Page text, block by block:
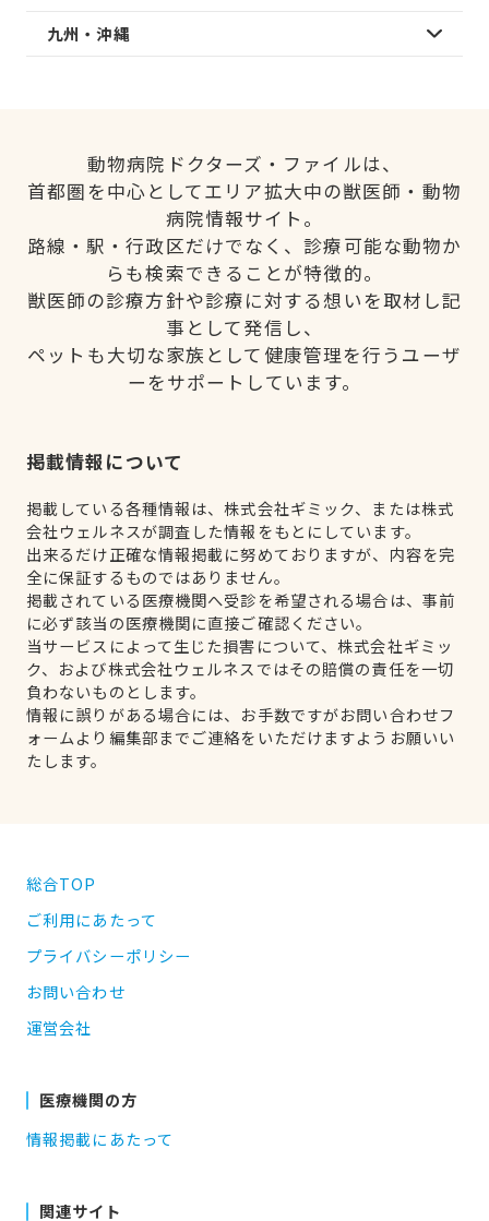
九州・沖縄
動物病院ドクターズ・ファイルは、
首都圏を中心としてエリア拡大中の獣医師・動物
病院情報サイト。
路線・駅・行政区だけでなく、診療可能な動物か
らも検索できることが特徴的。
獣医師の診療方針や診療に対する想いを取材し記
事として発信し、
ペットも大切な家族として健康管理を行うユーザ
ーをサポートしています。
掲載情報について
掲載している各種情報は、株式会社ギミック、または株式
会社ウェルネスが調査した情報をもとにしています。
出来るだけ正確な情報掲載に努めておりますが、内容を完
全に保証するものではありません。
掲載されている医療機関へ受診を希望される場合は、事前
に必ず該当の医療機関に直接ご確認ください。
当サービスによって生じた損害について、株式会社ギミッ
ク、および株式会社ウェルネスではその賠償の責任を一切
負わないものとします。
情報に誤りがある場合には、お手数ですがお問い合わせフ
ォームより編集部までご連絡をいただけますようお願いい
たします。
総合TOP
ご利用にあたって
プライバシーポリシー
お問い合わせ
運営会社
医療機関の方
情報掲載にあたって
関連サイト